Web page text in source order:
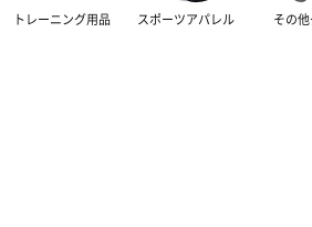
トレーニング用品 スポーツアパレル その他